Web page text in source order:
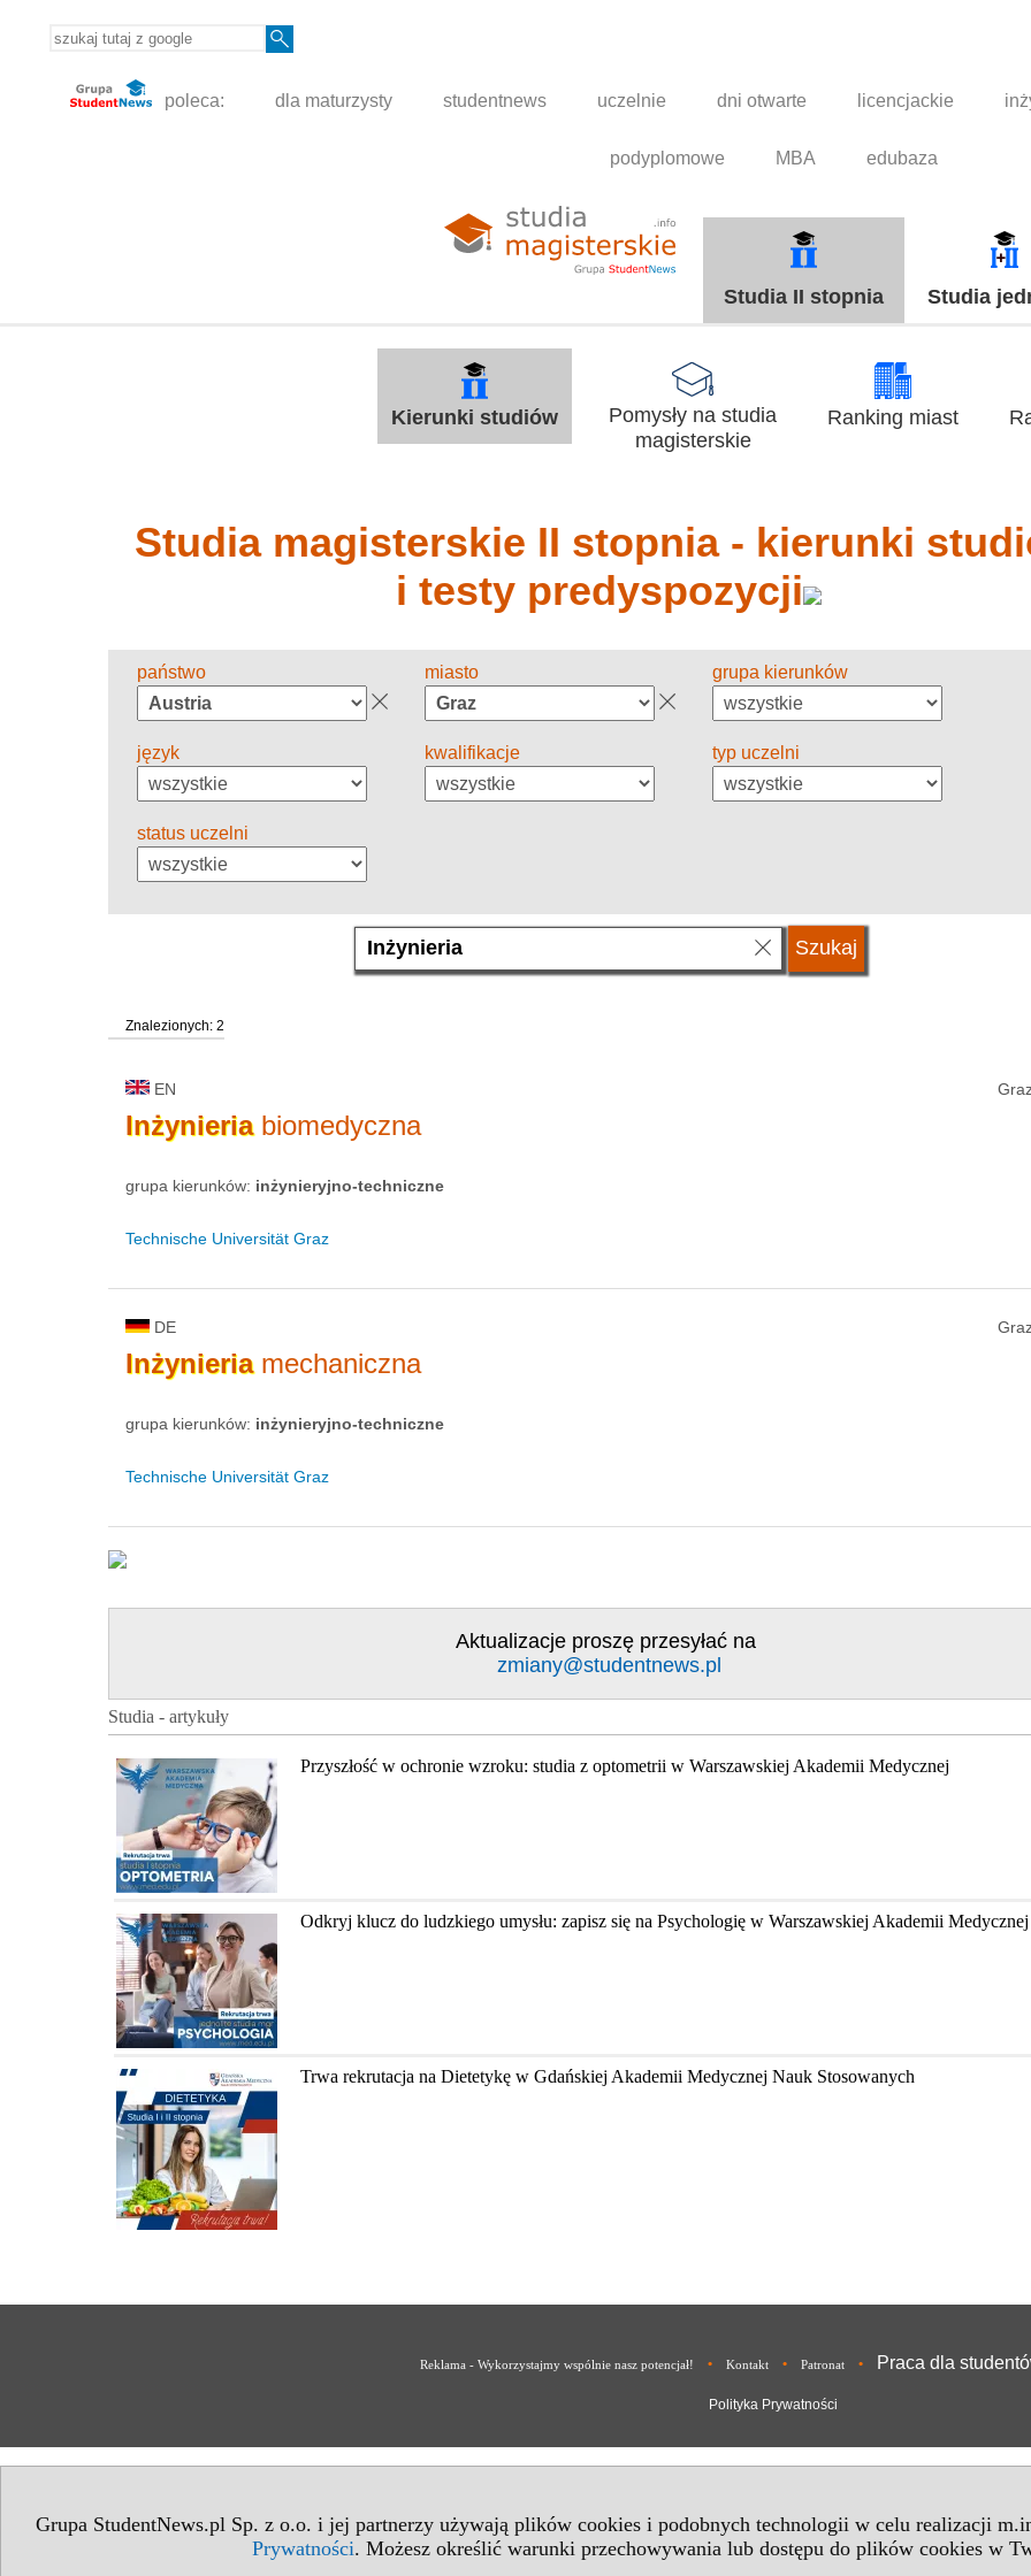
Grupa StudentNews.pl Sp. z o.o. i jej partnerzy używają plików cookies i podobnych technologii w celu realizacji
Prywatności. Możesz określić warunki przechowywania lub dostępu do plików cookies w
poleca: dla maturzysty studentnews uczelnie dni otwarte licencjackie
podyplomowe MBA edubaza
Studia II stopnia Studia
Kierunki studiów
Pomysły na studia
magisterskie
Ranking miast
Studia magisterskie II stopnia - kierunki
i testy predyspozycji
państwo miasto grupa kierunków
język kwalifikacje typ uczelni
status uczelni
Znalezionych: 2
EN
Inżynieriabiomedyczna
grupa kierunków: inżynieryjno-techniczne
Technische Universität Graz
DE
Inżynieriamechaniczna
grupa kierunków: inżynieryjno-techniczne
Technische Universität Graz
Aktualizacje proszę przesyłać na
zmiany@studentnews.pl
Studia - artykuły
Przyszłość w ochronie wzroku: studia z optometrii w Warszawskiej Akademii Medycznej
Odkryj klucz do ludzkiego umysłu: zapisz się na Psychologię w Warszawskiej Akademii Medycznej
Trwa rekrutacja na Dietetykę w Gdańskiej Akademii Medycznej Nauk Stosowanych
Reklama - Wykorzystajmy wspólnie nasz potencjał! • Kontakt • Patronat • Praca dla
Polityka Prywatności